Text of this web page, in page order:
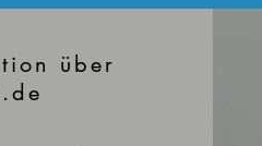
über